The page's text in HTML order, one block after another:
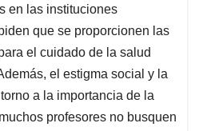
en las instituciones
que se proporcionen las
el cuidado de la salud
el estigma social y la
a la importancia de la
profesores no busquen